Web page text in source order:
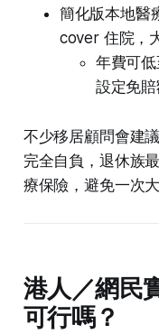
簡化版本地醫
cover 住院，
年費可
設定免
不少移居顧問會建
完全自負，退休族
療保險，避免一次
港人／網民
可行嗎？